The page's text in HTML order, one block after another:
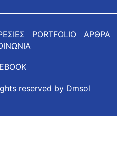
reserved by Dmsol
PORTFOLIO
ΑΡΘΡΑ